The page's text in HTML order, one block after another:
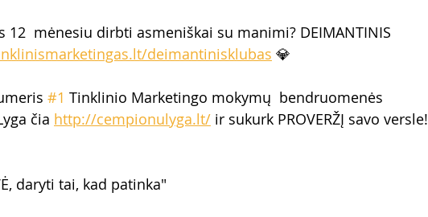
mėnesiu dirbti asmeniškai su manimi? DEIMANTINIS
deimantinisklubas 💎
#1 Tinklinio Marketingo mokymų  bendruomenės
čia http://cempionulyga.lt/ ir sukurk PROVERŽĮ savo versle!
daryti tai, kad patinka"